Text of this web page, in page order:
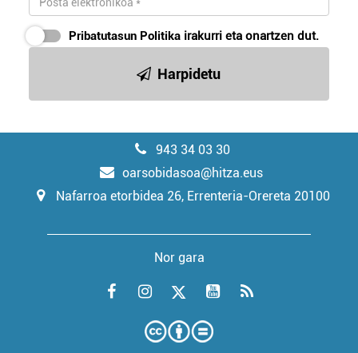
Pribatutasun Politika irakurri eta onartzen dut.
Harpidetu
943 34 03 30
oarsobidasoa@hitza.eus
Nafarroa etorbidea 26, Errenteria-Orereta 20100
Nor gara